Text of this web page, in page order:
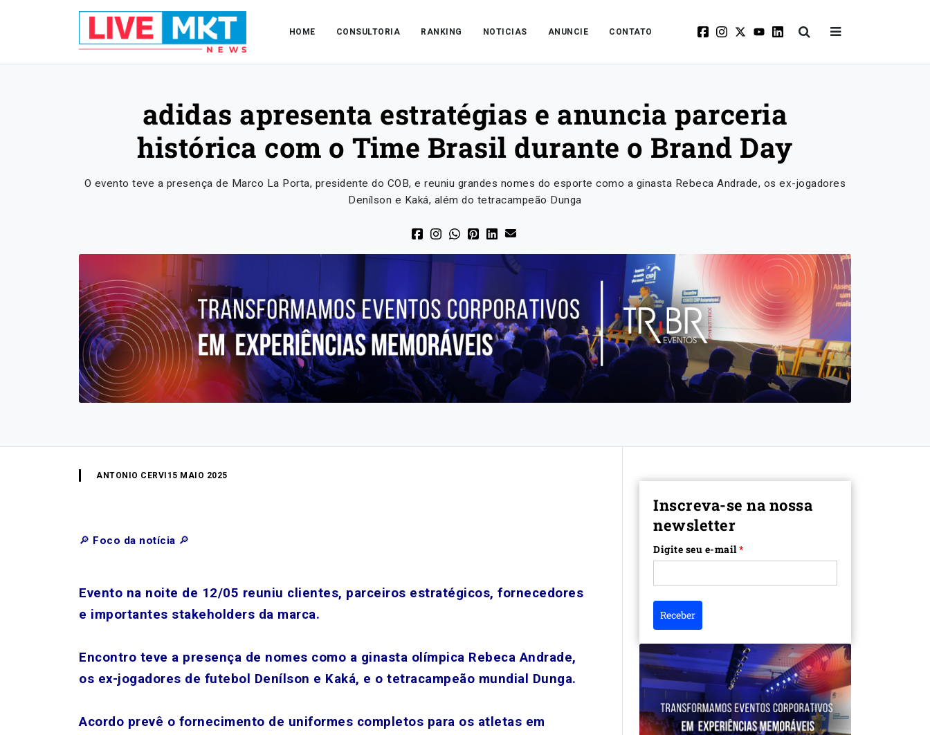
HOME CONSULTORIA RANKING NOTICIAS ANUNCIE CONTATO
adidas apresenta estratégias e anuncia parceria
histórica com o Time Brasil durante o Brand Day
O evento teve a presença de Marco La Porta, presidente do COB, e reuniu grandes nomes do esporte como a ginasta Rebeca Andrade, os ex-jogadores
Denílson e Kaká, além do tetracampeão Dunga
ANTONIO CERVI 15 MAIO 2025
🔎 Foco da notícia 🔎
Evento na noite de 12/05 reuniu clientes, parceiros estratégicos, fornecedores
e importantes stakeholders da marca.
Encontro teve a presença de nomes como a ginasta olímpica Rebeca Andrade,
os ex-jogadores de futebol Denílson e Kaká, e o tetracampeão mundial Dunga.
Acordo prevê o fornecimento de uniformes completos para os atletas em
Inscreva-se na nossa
newsletter
Digite seu e-mail*
Receber